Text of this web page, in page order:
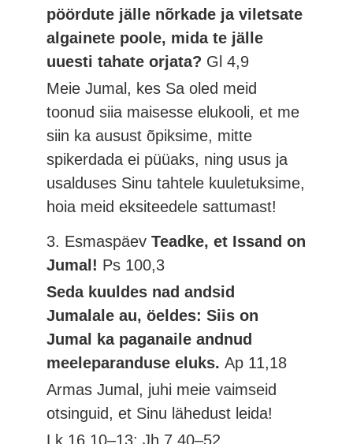
pöördute jälle nõrkade ja viletsate
algainete poole, mida te jälle
uuesti tahate orjata? Gl 4,9
Meie Jumal, kes Sa oled meid
toonud siia maisesse elukooli, et me
siin ka ausust õpiksime, mitte
spikerdada ei püüaks, ning usus ja
usalduses Sinu tahtele kuuletuksime,
hoia meid eksiteedele sattumast!
3. EsmaspäevTeadke, et Issand on
Jumal! Ps 100,3
Seda kuuldes nad andsid
Jumalale au, öeldes: Siis on
Jumal ka paganaile andnud
meeleparanduse eluks.Ap 11,18
Armas Jumal, juhi meie vaimseid
otsinguid, et Sinu lähedust leida!
Lk 16,10–13; Jh 7,40–52